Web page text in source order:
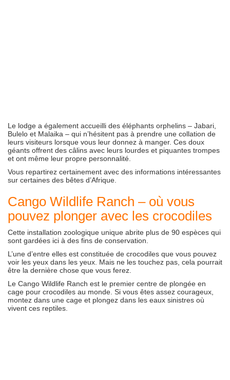
Le lodge a également accueilli des éléphants orphelins – Jabari,
Bulelo et Malaika – qui n’hésitent pas à prendre une collation de
leurs visiteurs lorsque vous leur donnez à manger. Ces doux
géants offrent des câlins avec leurs lourdes et piquantes trompes
et ont même leur propre personnalité.
Vous repartirez certainement avec des informations intéressantes
sur certaines des bêtes d’Afrique.
Cango Wildlife Ranch – où vous
pouvez plonger avec les crocodiles
Cette installation zoologique unique abrite plus de 90 espèces qui
sont gardées ici à des fins de conservation.
L’une d’entre elles est constituée de crocodiles que vous pouvez
voir les yeux dans les yeux. Mais ne les touchez pas, cela pourrait
être la dernière chose que vous ferez.
Le Cango Wildlife Ranch est le premier centre de plongée en
cage pour crocodiles au monde. Si vous êtes assez courageux,
montez dans une cage et plongez dans les eaux sinistres où
vivent ces reptiles.